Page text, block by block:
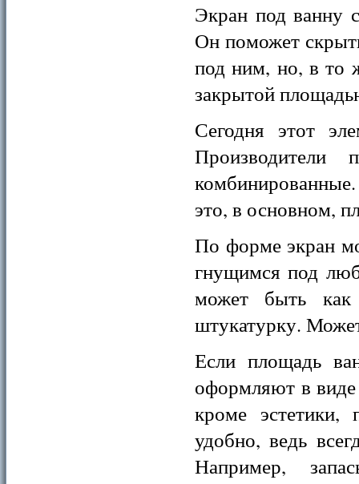
Экран под ванну
Он поможет
под ним, но, в то
закрытой
Сегодня этот
Производители
это, в основном,
По форме экран
гнущимся под
может быть
штукатурку.
Если площадь
оформляют в
кроме эстетики,
удобно, ведь
Например,